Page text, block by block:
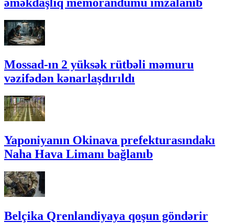
əməkdaşlıq memorandumu imzalanıb
Mossad-ın 2 yüksək rütbəli məmuru
vəzifədən kənarlaşdırıldı
Yaponiyanın Okinava prefekturasındakı
Naha Hava Limanı bağlanıb
Belçika Qrenlandiyaya qoşun göndərir